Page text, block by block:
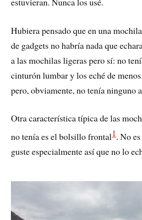
Hubiera pensado que en una
de gadgets no habría nada que
a las mochilas ligeras pero sí: no
cinturón lumbar y los eché de
pero, obviamente, no tenía ninguno
Otra característica típica de las
no tenía es el bolsillo frontal1. No
guste especialmente así que no lo